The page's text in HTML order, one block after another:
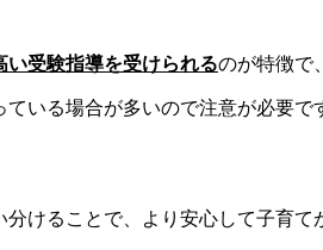
い受験指導を受けられるのが特徴で
いる場合が多いので注意が必要で
けることで、より安心して子育て